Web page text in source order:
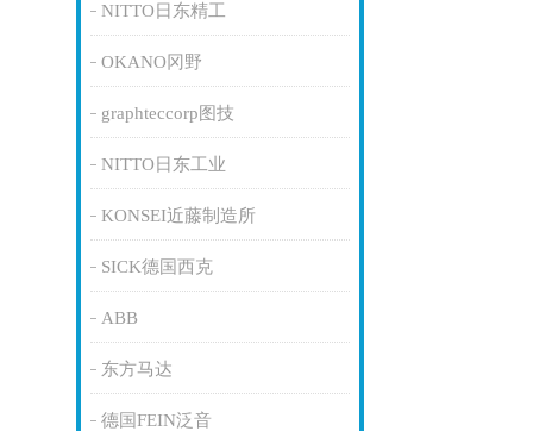
NITTO日东精工
OKANO冈野
graphteccorp图技
NITTO日东工业
KONSEI近藤制造所
SICK德国西克
ABB
东方马达
德国FEIN泛音